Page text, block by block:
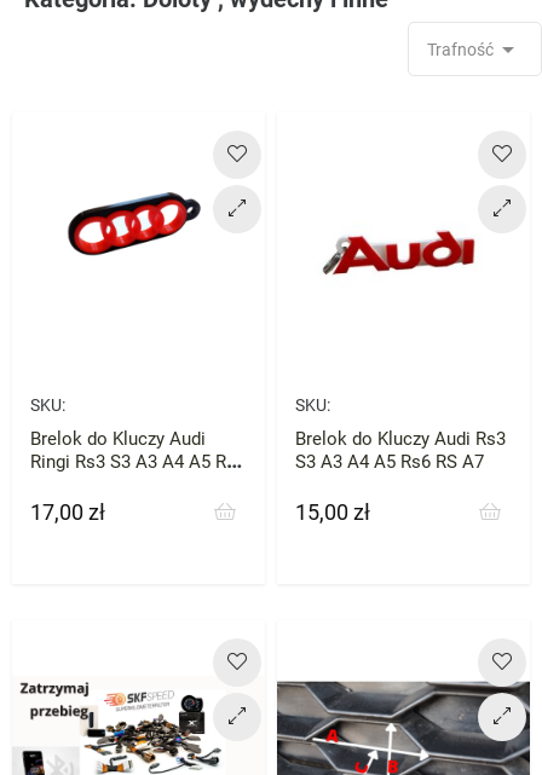
Trafność 
SKU:
Brelok do Kluczy Audi
Ringi Rs3 S3 A3 A4 A5 Rs6
Cena
17,00 zł
SKU:
Brelok do Kluczy Audi Rs3
S3 A3 A4 A5 Rs6 RS A7
Cena
15,00 zł